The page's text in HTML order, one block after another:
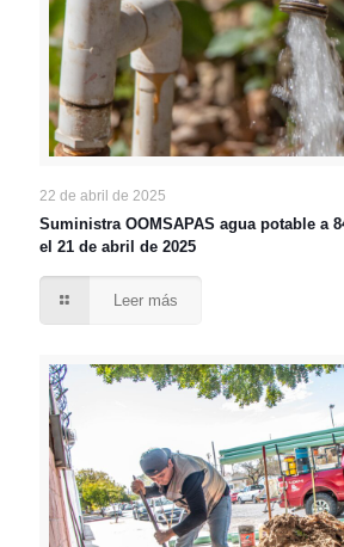
22 de abril de 2025
Suministra OOMSAPAS agua potable a
el 21 de abril de 2025
Leer más